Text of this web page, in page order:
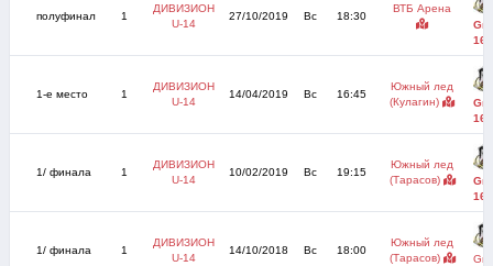
полуфинал 1
ДИВИЗИОН
U-14
27/10/2019 Вс 18:30
ВТБ Арена
16)
1-е место 1
ДИВИЗИОН
U-14
14/04/2019 Вс 16:45
Южный лед
(Кулагин)
16)
1/ финала 1
ДИВИЗИОН
U-14
10/02/2019 Вс 19:15
Южный лед
(Тарасов)
16)
1/ финала 1
ДИВИЗИОН
U-14
14/10/2018 Вс 18:00
Южный лед
(Тарасов)